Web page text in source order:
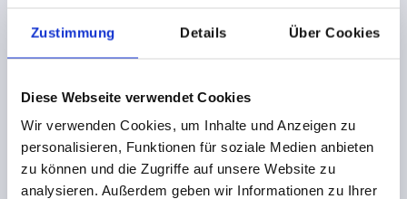
Zustimmung Details Über Cookies
Diese Webseite verwendet Cookies
Wir verwenden Cookies, um Inhalte und Anzeigen zu
personalisieren, Funktionen für soziale Medien anbieten
zu können und die Zugriffe auf unsere Website zu
analysieren. Außerdem geben wir Informationen zu Ihrer
K1501
SICHERH.SCHARNIERSCHALTER 98X116, FORM:B,